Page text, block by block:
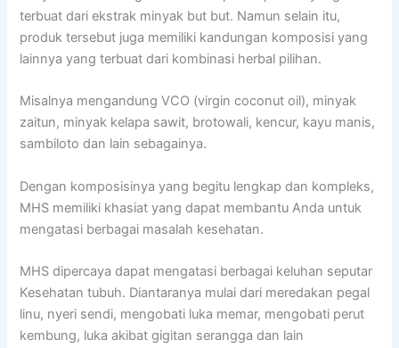
terbuat dari ekstrak minyak but but. Namun selain itu,
produk tersebut juga memiliki kandungan komposisi yang
lainnya yang terbuat dari kombinasi herbal pilihan.
Misalnya mengandung VCO (virgin coconut oil), minyak
zaitun, minyak kelapa sawit, brotowali, kencur, kayu manis,
sambiloto dan lain sebagainya.
Dengan komposisinya yang begitu lengkap dan kompleks,
MHS memiliki khasiat yang dapat membantu Anda untuk
mengatasi berbagai masalah kesehatan.
MHS dipercaya dapat mengatasi berbagai keluhan seputar
Kesehatan tubuh. Diantaranya mulai dari meredakan pegal
linu, nyeri sendi, mengobati luka memar, mengobati perut
kembung, luka akibat gigitan serangga dan lain